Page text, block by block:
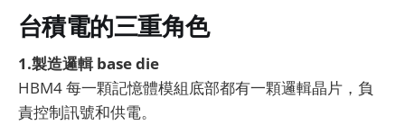
台積電的三重角色
1.製造邏輯 base die
HBM4 每一顆記憶體模組底部都有一顆邏輯晶片，負
責控制訊號和供電。